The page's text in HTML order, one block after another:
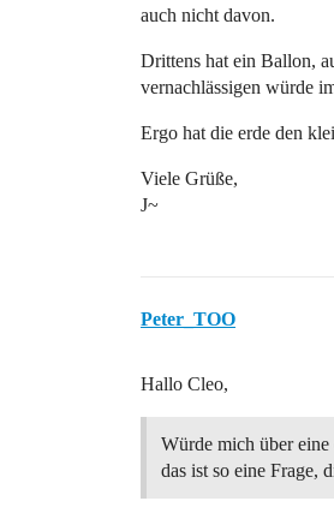
auch nicht davon.
Drittens hat ein Ballon,
vernachlässigen würde
Ergo hat die erde den
Viele Grüße,
J~
Peter_TOO
Hallo Cleo,
Würde mich über
das ist so eine Frage,